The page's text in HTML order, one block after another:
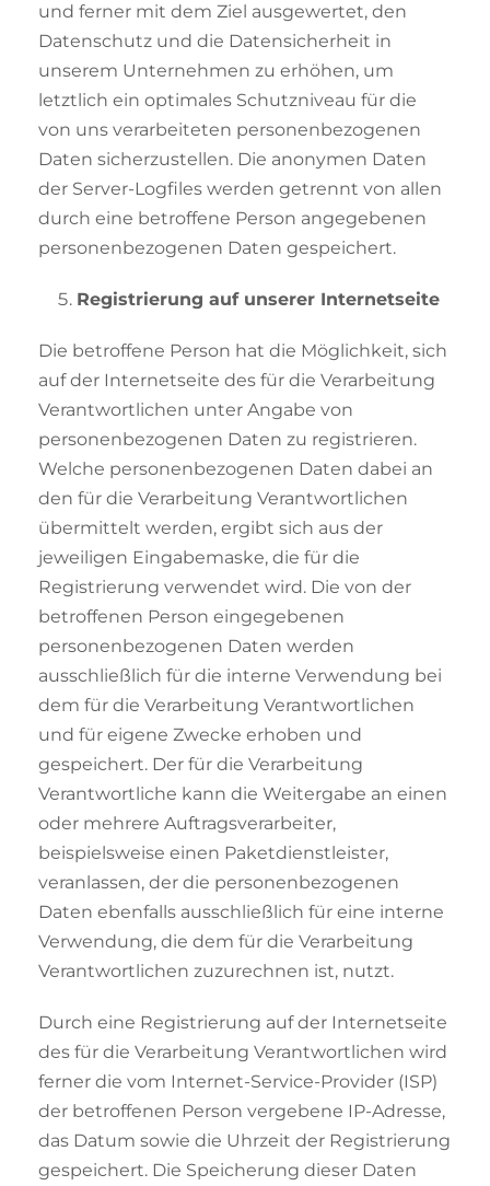
und ferner mit dem Ziel ausgewertet, den
Datenschutz und die Datensicherheit in
unserem Unternehmen zu erhöhen, um
letztlich ein optimales Schutzniveau für die
von uns verarbeiteten personenbezogenen
Daten sicherzustellen. Die anonymen Daten
der Server-Logfiles werden getrennt von allen
durch eine betroffene Person angegebenen
personenbezogenen Daten gespeichert.
Registrierung auf unserer Internetseite
Die betroffene Person hat die Möglichkeit, sich
auf der Internetseite des für die Verarbeitung
Verantwortlichen unter Angabe von
personenbezogenen Daten zu registrieren.
Welche personenbezogenen Daten dabei an
den für die Verarbeitung Verantwortlichen
übermittelt werden, ergibt sich aus der
jeweiligen Eingabemaske, die für die
Registrierung verwendet wird. Die von der
betroffenen Person eingegebenen
personenbezogenen Daten werden
ausschließlich für die interne Verwendung bei
dem für die Verarbeitung Verantwortlichen
und für eigene Zwecke erhoben und
gespeichert. Der für die Verarbeitung
Verantwortliche kann die Weitergabe an einen
oder mehrere Auftragsverarbeiter,
beispielsweise einen Paketdienstleister,
veranlassen, der die personenbezogenen
Daten ebenfalls ausschließlich für eine interne
Verwendung, die dem für die Verarbeitung
Verantwortlichen zuzurechnen ist, nutzt.
Durch eine Registrierung auf der Internetseite
des für die Verarbeitung Verantwortlichen wird
ferner die vom Internet-Service-Provider (ISP)
der betroffenen Person vergebene IP-Adresse,
das Datum sowie die Uhrzeit der Registrierung
gespeichert. Die Speicherung dieser Daten